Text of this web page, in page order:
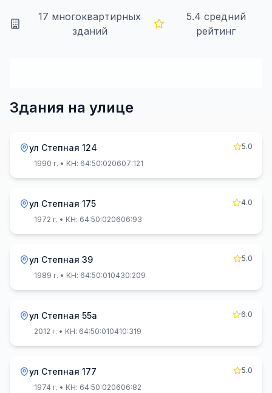
17 многоквартирных
зданий
5.4 средний
рейтинг
Здания на улице
ул Степная 124
5.0
1990 г. • КН: 64:50:020607:121
ул Степная 175
4.0
1972 г. • КН: 64:50:020606:93
ул Степная 39
5.0
1989 г. • КН: 64:50:010430:209
ул Степная 55а
6.0
2012 г. • КН: 64:50:010410:319
ул Степная 177
5.0
1974 г. • КН: 64:50:020606:82